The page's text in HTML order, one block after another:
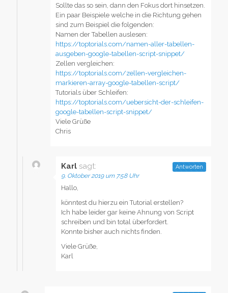
Sollte das so sein, dann den Fokus dort hinsetzen.
Ein paar Beispiele welche in die Richtung gehen
sind zum Beispiel die folgenden:
Namen der Tabellen auslesen:
https://toptorials.com/namen-aller-tabellen-
ausgeben-google-tabellen-script-snippet/
Zellen vergleichen:
https://toptorials.com/zellen-vergleichen-
markieren-array-google-tabellen-script/
Tutorials über Schleifen:
https://toptorials.com/uebersicht-der-schleifen-
google-tabellen-script-snippet/
Viele Grüße
Chris
Karl sagt:
9. Oktober 2019 um 7:58 Uhr
Hallo,
könntest du hierzu ein Tutorial erstellen?
Ich habe leider gar keine Ahnung von Script
schreiben und bin total überfordert.
Konnte bisher auch nichts finden.
Viele Grüße,
Karl
Antworten